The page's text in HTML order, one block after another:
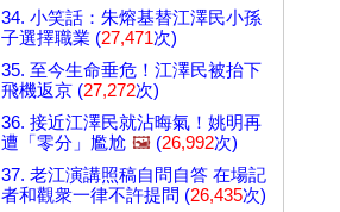
34. 小笑話：朱熔基替江澤民小孫
子選擇職業 (27,471次)
35. 至今生命垂危！江澤民被抬下
飛機返京 (27,272次)
36. 接近江澤民就沾晦氣！姚明再
遭「零分」尷尬 🖼️ (26,992次)
37. 老江演講照稿自問自答 在場記
者和觀衆一律不許提問 (26,435次)